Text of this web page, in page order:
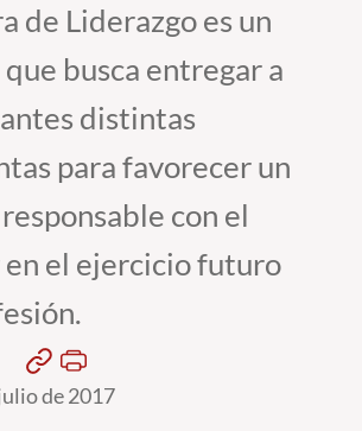
de Liderazgo es un
busca entregar a
distintas
para favorecer un
con el
el ejercicio futuro
de 2017